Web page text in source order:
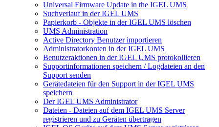
Universal Firmware Update in the IGEL UMS
Suchverlauf in der IGEL UMS
Papierkorb - Objekte in der IGEL UMS löschen
UMS Administration
Active Directory Benutzer importieren
Administratorkonten in der IGEL UMS
Benutzeraktionen in der IGEL UMS protokollieren
Supportinformationen speichern / Logdateien an den
Support senden
Gerätedateien für den Support in der IGEL UMS
speichern
Der IGEL UMS Administrator
Dateien - Dateien auf dem IGEL UMS Server
registrieren und zu Geräten übertragen